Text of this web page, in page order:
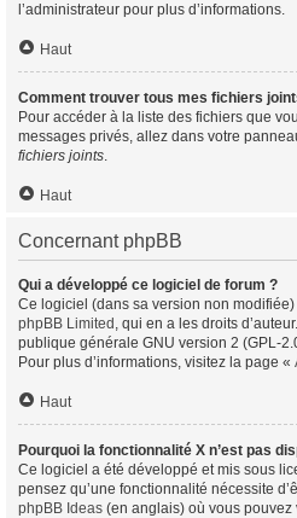
l’administrateur pour plus d’informations.
Haut
Comment trouver tous mes fichiers
Pour accéder à la liste des fichiers que
messages privés, allez dans votre
fichiers joints.
Haut
Concernant phpBB
Qui a développé ce logiciel de forum ?
Ce logiciel (dans sa version non
phpBB Limited , qui en a les droits
publique générale GNU version 2 (GPL-
Pour plus d’informations, visitez la page «
Haut
Pourquoi la fonctionnalité X n’est pas
Ce logiciel a été développé et mis sous
pensez qu’une fonctionnalité nécessite
phpBB Ideas (en anglais) où vous